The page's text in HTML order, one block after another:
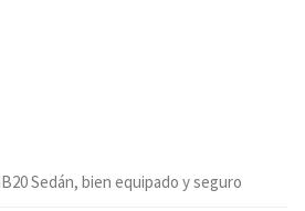
Sedán, bien equipado y seguro